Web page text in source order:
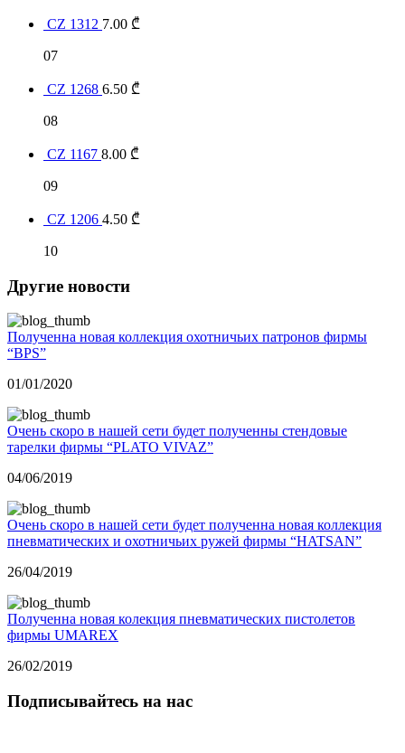
CZ 1312 7.00 ₾
07
CZ 1268 6.50 ₾
08
CZ 1167 8.00 ₾
09
CZ 1206 4.50 ₾
10
Другие новости
Полученна новая коллекция охотничьих патронов фирмы
“BPS”
01/01/2020
Очень скоро в нашей сети будет полученны стендовые
тарелки фирмы “PLATO VIVAZ”
04/06/2019
Очень скоро в нашей сети будет полученна новая коллекция
пневматических и охотничьих ружей фирмы “HATSAN”
26/04/2019
Полученна новая колекция пневматических пистолетов
фирмы UMAREX
26/02/2019
Подписывайтесь на нас